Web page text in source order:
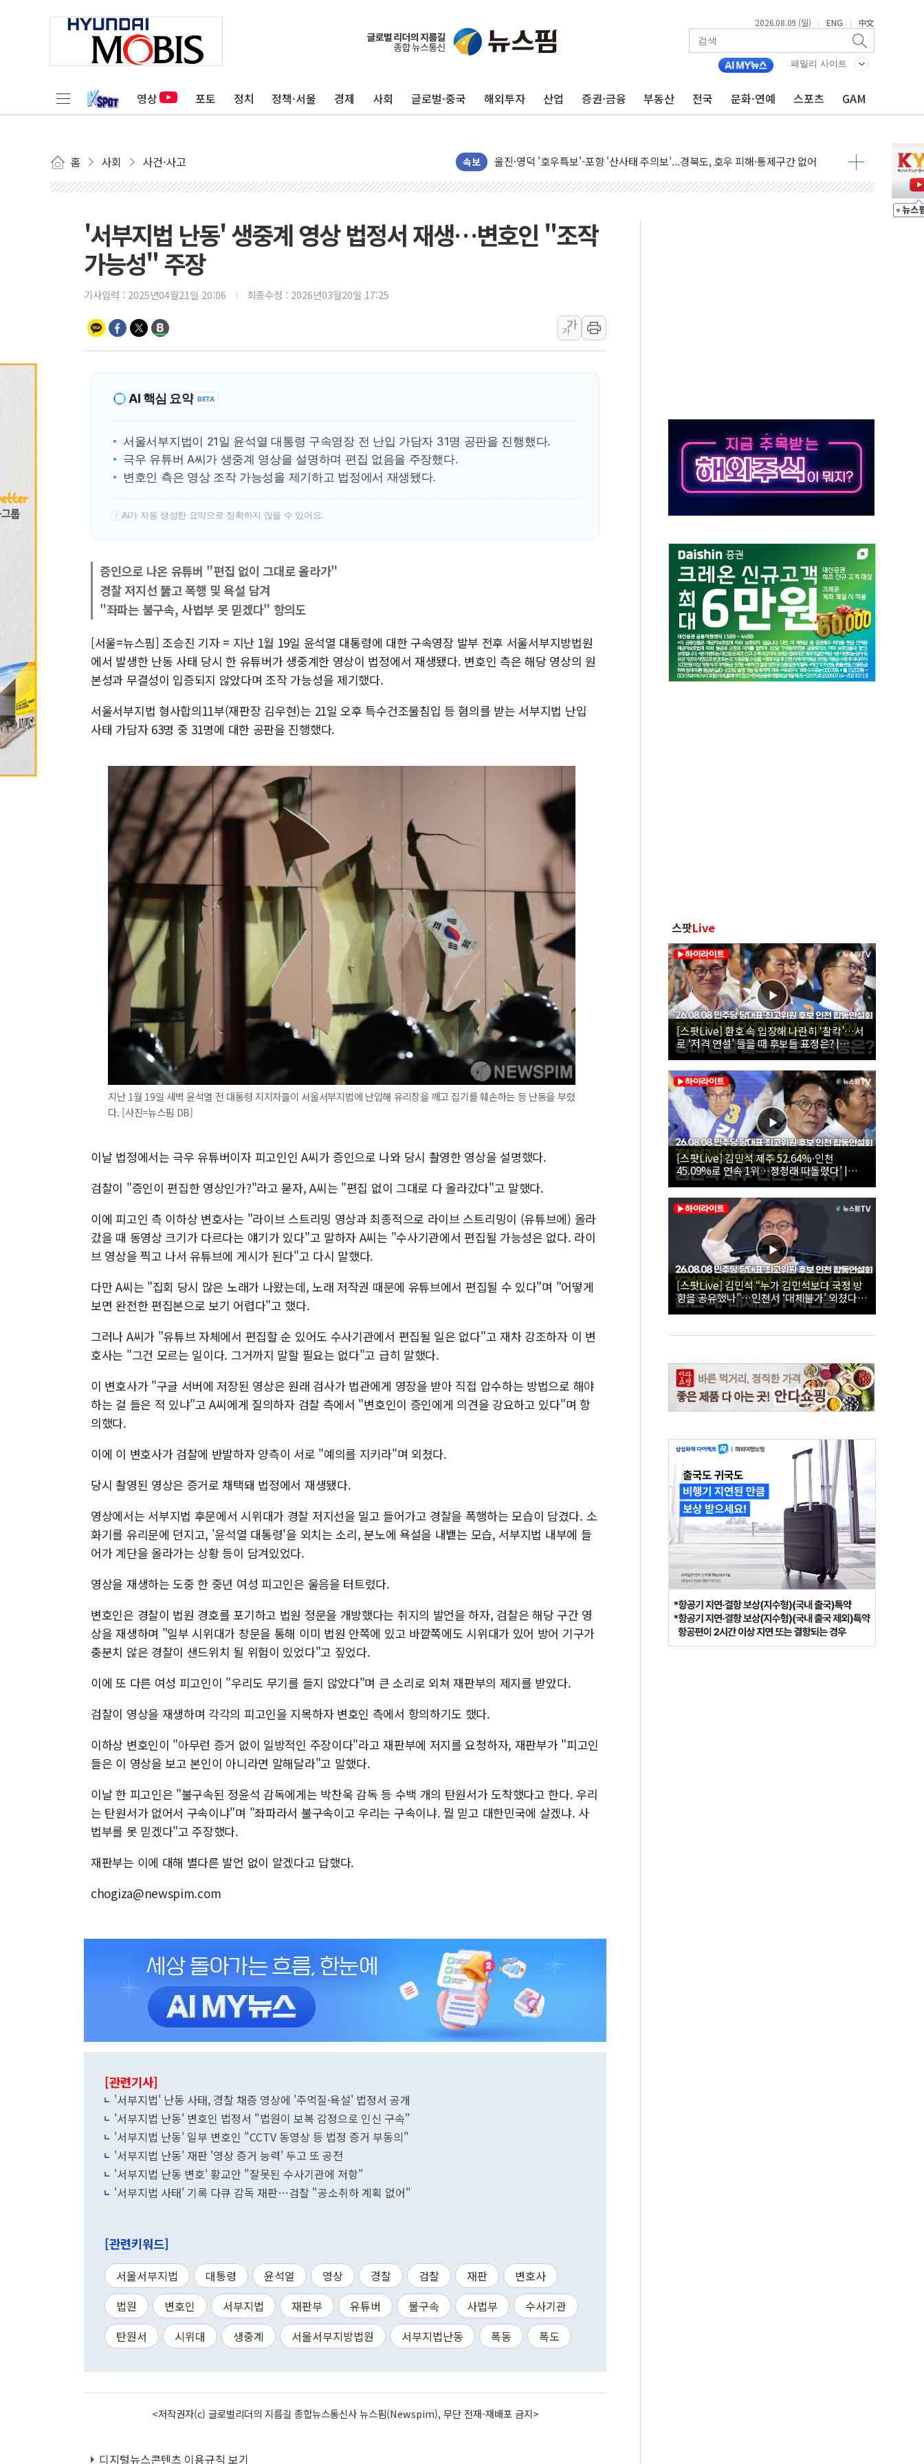
2026.08.09 (일) | ENG | 中文
패밀리 사이트
영상 포토 정치 정책·서울 경제 사회 글로벌·중국 해외투자 산업 증권·금융 부동산 전국 문화·연예 스포츠 GAM
홈 사회 사건·사고 속보
포항시 재난예산 40억 긴급 투입…고수온 양식장 복구·지원 '총력'
[종합] 김민석, 정청래에 '0.86%p' 차 재역전 성공...金 45.42% vs 鄭 44.56%
인천 합동연설회 나선 송영길·정청래·김민석 당대표 후보
인사하는 김민석 당대표 후보
[속보] 민주, 제주·인천 경선 결과 발표...김민석 47.75% 정청래 42.08%
美, 이란전 출구전략 만지작…공습 한계·탄약 부족 현실화
강릉·동해·삼척 시간당 최대 50㎜ 폭우…강원 동해안 강한 비 이어져
추미애, '위안부' 피해자 기림의 날 참석..."국제적 시민 연대로 목소리 내야"
인천 선재도 갯벌서 해루질 중 실종 60대 나흘만에 숨진 채 발견
인천서 말다툼 중 어머니 흉기 살해 10대 아들 체포
'화합' 꺼낸 김민석에 '뻔뻔' 받아친 정청래…제주 연설서 신경전 고조
'서부지법 난동' 생중계 영상 법정서 재생…변호인 "조작
가능성" 주장
기사입력 : 2025년04월21일 20:06 최종수정 : 2026년03월20일 17:25
가
가
AI 핵심 요약 BETA
서울서부지법이 21일 윤석열 대통령 구속영장 전 난입 가담자 31명 공판을 진행했다.
극우 유튜버 A씨가 생중계 영상을 설명하며 편집 없음을 주장했다.
변호인 측은 영상 조작 가능성을 제기하고 법정에서 재생됐다.
! AI가 자동 생성한 요약으로 정확하지 않을 수 있어요.
증인으로 나온 유튜버 "편집 없이 그대로 올라가"
경찰 저지선 뚫고 폭행 및 욕설 담겨
"좌파는 불구속, 사법부 못 믿겠다" 항의도
[서울=뉴스핌] 조승진 기자 = 지난 1월 19일 윤석열 대통령에 대한 구속영장 발부 전후 서울서부지방법원
에서 발생한 난동 사태 당시 한 유튜버가 생중계한 영상이 법정에서 재생됐다. 변호인 측은 해당 영상의 원
본성과 무결성이 입증되지 않았다며 조작 가능성을 제기했다.
서울서부지법 형사합의11부(재판장 김우현)는 21일 오후 특수건조물침입 등 혐의를 받는 서부지법 난입
사태 가담자 63명 중 31명에 대한 공판을 진행했다.
지난 1월 19일 새벽 윤석열 전 대통령 지지자들이 서울서부지법에 난입해 유리창을 깨고 집기를 훼손하는 등 난동을 부렸
다. [사진=뉴스핌 DB]
이날 법정에서는 극우 유튜버이자 피고인인 A씨가 증인으로 나와 당시 촬영한 영상을 설명했다.
검찰이 "증인이 편집한 영상인가?"라고 묻자, A씨는 "편집 없이 그대로 다 올라갔다"고 말했다.
이에 피고인 측 이하상 변호사는 "라이브 스트리밍 영상과 최종적으로 라이브 스트리밍이 (유튜브에) 올라
갔을 때 동영상 크기가 다르다는 얘기가 있다"고 말하자 A씨는 "수사기관에서 편집될 가능성은 없다. 라이
브 영상을 찍고 나서 유튜브에 게시가 된다"고 다시 말했다.
다만 A씨는 "집회 당시 많은 노래가 나왔는데, 노래 저작권 때문에 유튜브에서 편집될 수 있다"며 "어떻게
보면 완전한 편집본으로 보기 어렵다"고 했다.
그러나 A씨가 "유튜브 자체에서 편집할 순 있어도 수사기관에서 편집될 일은 없다"고 재차 강조하자 이 변
호사는 "그건 모르는 일이다. 그거까지 말할 필요는 없다"고 급히 말했다.
이 변호사가 "구글 서버에 저장된 영상은 원래 검사가 법관에게 영장을 받아 직접 압수하는 방법으로 해야
하는 걸 들은 적 있냐"고 A씨에게 질의하자 검찰 측에서 "변호인이 증인에게 의견을 강요하고 있다"며 항
의했다.
이에 이 변호사가 검찰에 반발하자 양측이 서로 "예의를 지키라"며 외쳤다.
당시 촬영된 영상은 증거로 채택돼 법정에서 재생됐다.
영상에서는 서부지법 후문에서 시위대가 경찰 저지선을 밀고 들어가고 경찰을 폭행하는 모습이 담겼다. 소
화기를 유리문에 던지고, '윤석열 대통령'을 외치는 소리, 분노에 욕설을 내뱉는 모습, 서부지법 내부에 들
어가 계단을 올라가는 상황 등이 담겨있었다.
영상을 재생하는 도중 한 중년 여성 피고인은 울음을 터트렸다.
변호인은 경찰이 법원 경호를 포기하고 법원 정문을 개방했다는 취지의 발언을 하자, 검찰은 해당 구간 영
상을 재생하며 "일부 시위대가 창문을 통해 이미 법원 안쪽에 있고 바깥쪽에도 시위대가 있어 방어 기구가
충분치 않은 경찰이 샌드위치 될 위험이 있었다"고 짚었다.
이에 또 다른 여성 피고인이 "우리도 무기를 들지 않았다"며 큰 소리로 외쳐 재판부의 제지를 받았다.
검찰이 영상을 재생하며 각각의 피고인을 지목하자 변호인 측에서 항의하기도 했다.
이하상 변호인이 "아무런 증거 없이 일방적인 주장이다"라고 재판부에 저지를 요청하자, 재판부가 "피고인
들은 이 영상을 보고 본인이 아니라면 말해달라"고 말했다.
이날 한 피고인은 "불구속된 정윤석 감독에게는 박찬욱 감독 등 수백 개의 탄원서가 도착했다고 한다. 우리
는 탄원서가 없어서 구속이냐"며 "좌파라서 불구속이고 우리는 구속이냐. 뭘 믿고 대한민국에 살겠냐. 사
법부를 못 믿겠다"고 주장했다.
재판부는 이에 대해 별다른 발언 없이 알겠다고 답했다.
chogiza@newspim.com
[관련기사]
'서부지법' 난동 사태, 경찰 채증 영상에 '주먹질·욕설' 법정서 공개
'서부지법 난동' 변호인 법정서 "법원이 보복 감정으로 인신 구속"
'서부지법 난동' 일부 변호인 "CCTV 동영상 등 법정 증거 부동의"
'서부지법 난동' 재판 '영상 증거 능력' 두고 또 공전
'서부지법 난동 변호' 황교안 "잘못된 수사기관에 저항"
'서부지법 사태' 기록 다큐 감독 재판…검찰 "공소취하 계획 없어"
[관련키워드]
서울서부지법 대통령 윤석열 영상 경찰 검찰 재판
변호사
법원
변호인 서부지법 재판부 유튜버 불구속 사법부
수사기관
탄원서
시위대 생중계 서울서부지방법원 서부지법난동 폭동 폭도
<저작권자(c) 글로벌리더의 지름길 종합뉴스통신사 뉴스핌(Newspim), 무단 전재-재배포 금지>
디지털뉴스콘텐츠 이용규칙 보기
스팟Live
[스팟Live] 환호 속 입장해 나란히 ‘찰칵’…서
로 ‘저격 연설’ 들을 때 후보들 표정은? |
26.08.08 더불어민주당 당대표·최고위원 후
보 인천 합동연설회
[스팟Live] 김민석 제주 52.64%·인천
45.09%로 연속 1위…정청래 따돌렸다’ |
26.08.08 더불어민주당 당대표·최고위원 후
보 인천 합동연설회
[스팟Live] 김민석 “누가 김민석보다 국정 방
향을 공유했나”…인천서 ‘대체불가’ 외쳤다 |
26.08.08 더불어민주당 당대표·최고위원 후